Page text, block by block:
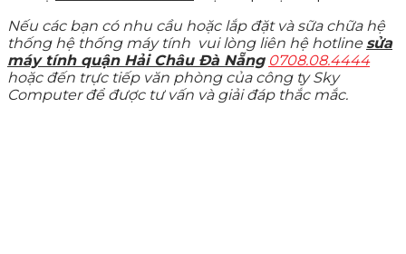
Nếu các bạn có nhu cầu hoặc lắp đặt và sữa chữa hệ
thống hệ thống máy tính vui lòng liên hệ hotline sửa
máy tính quận Hải Châu Đà Nẵng 0708.08.4444
hoặc đến trực tiếp văn phòng của công ty Sky
Computer để được tư vấn và giải đáp thắc mắc.